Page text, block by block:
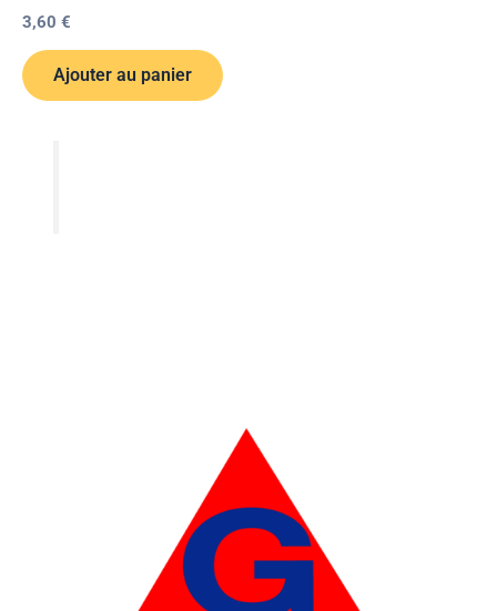
3,60 €
Ajouter au panier